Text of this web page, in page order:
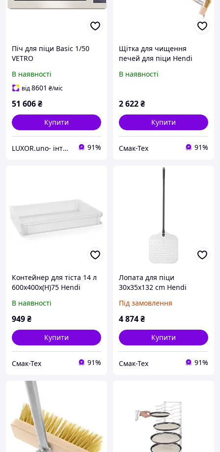
Піч для піци Basic 1/50
VETRO
В наявності
від8601 ₴/міс
51 606₴
Купити
LUXOR.uno- інтернет магазин 91%
Щітка для чищення
печей для піци Hendi
В наявності
2 622₴
Купити
Смак-Тех 91%
Контейнер для тіста 14 л
600x400x(H)75 Hendi
В наявності
949₴
Купити
Смак-Тех 91%
Лопата для піци
30х35х132 cm Hendi
Під замовлення
4 874₴
Купити
Смак-Тех 91%